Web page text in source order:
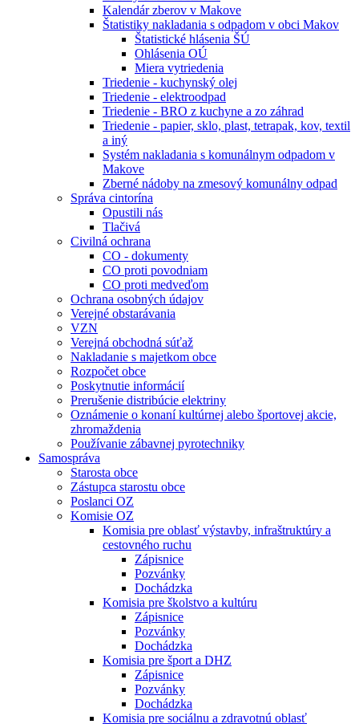
Kalendár zberov v Makove
Štatistiky nakladania s odpadom v obci Makov
Štatistické hlásenia ŠÚ
Ohlásenia OÚ
Miera vytriedenia
Triedenie - kuchynský olej
Triedenie - elektroodpad
Triedenie - BRO z kuchyne a zo záhrad
Triedenie - papier, sklo, plast, tetrapak, kov, textil
a iný
Systém nakladania s komunálnym odpadom v
Makove
Zberné nádoby na zmesový komunálny odpad
Správa cintorína
Opustili nás
Tlačivá
Civilná ochrana
CO - dokumenty
CO proti povodniam
CO proti medveďom
Ochrana osobných údajov
Verejné obstarávania
VZN
Verejná obchodná súťaž
Nakladanie s majetkom obce
Rozpočet obce
Poskytnutie informácií
Prerušenie distribúcie elektriny
Oznámenie o konaní kultúrnej alebo športovej akcie,
zhromaždenia
Používanie zábavnej pyrotechniky
Samospráva
Starosta obce
Zástupca starostu obce
Poslanci OZ
Komisie OZ
Komisia pre oblasť výstavby, infraštruktúry a
cestovného ruchu
Zápisnice
Pozvánky
Dochádzka
Komisia pre školstvo a kultúru
Zápisnice
Pozvánky
Dochádzka
Komisia pre šport a DHZ
Zápisnice
Pozvánky
Dochádzka
Komisia pre sociálnu a zdravotnú oblasť